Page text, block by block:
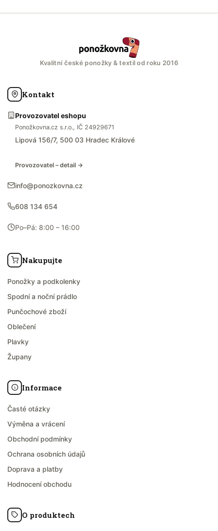
Kvalitní české ponožky & textil od roku 2016
Kontakt
Provozovatel eshopu
Ponožkovna.cz s.r.o., IČ 24929671
Lipová 156/7, 500 03 Hradec Králové
Provozovatel – detail →
info@ponozkovna.cz
608 134 654
Po–Pá: 8:00 – 16:00
Nakupujte
Ponožky a podkolenky
Spodní a noční prádlo
Punčochové zboží
Oblečení
Plavky
Župany
Informace
Časté otázky
Výměna a vrácení
Obchodní podmínky
Ochrana osobních údajů
Doprava a platby
Hodnocení obchodu
O produktech